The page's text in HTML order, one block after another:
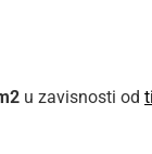
u zavisnosti od